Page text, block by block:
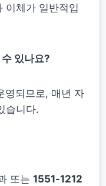
이체가 일반적입
있나요?
영되므로, 매년 자
습니다.
또는 1551-1212